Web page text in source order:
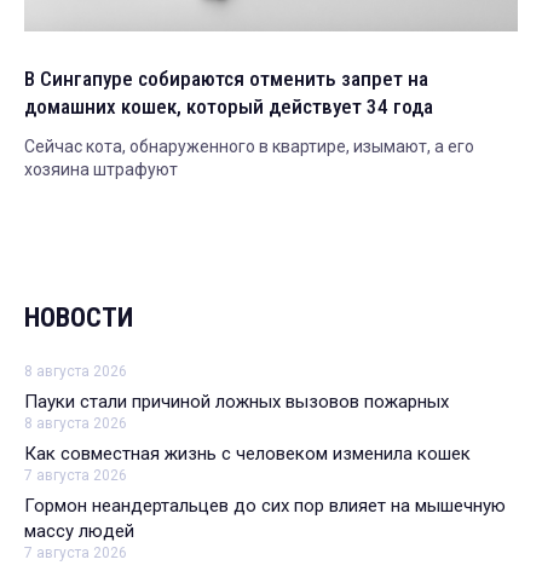
В Сингапуре собираются отменить запрет на
домашних кошек, который действует 34 года
Сейчас кота, обнаруженного в квартире, изымают, а его
хозяина штрафуют
НОВОСТИ
8 августа 2026
Пауки стали причиной ложных вызовов пожарных
8 августа 2026
Как совместная жизнь с человеком изменила кошек
7 августа 2026
Гормон неандертальцев до сих пор влияет на мышечную
массу людей
7 августа 2026